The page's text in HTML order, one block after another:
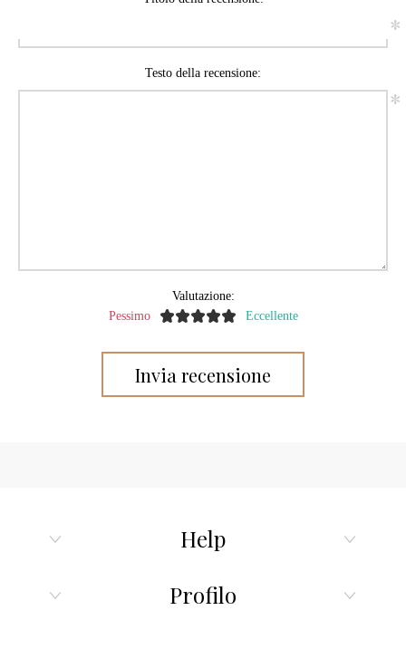
*
Testo della recensione:
*
Valutazione:
Pessimo
Eccellente
Help
Profilo